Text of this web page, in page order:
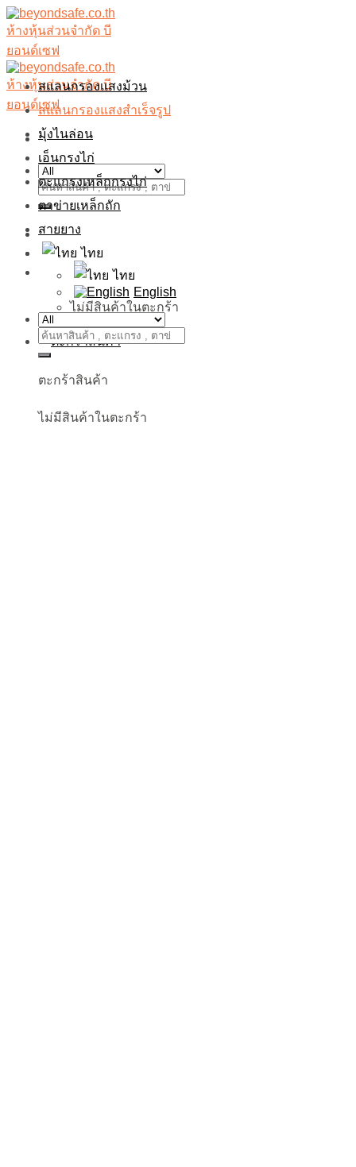
Skip
to
content
ค้นหา:
เข้าสู่ระบบ / ลงทะเบียน
0.00
ไม่มีสินค้าในตะกร้า
ตะกร้าสินค้า
ไม่มีสินค้าในตะกร้า
สแลนกรองเเสงม้วน
สแลนกรองแสงสำเร็จรูป
มุ้งไนล่อน
เอ็นกรงไก่
ตะแกรงเหล็กกรงไก่
ตาข่ายเหล็กถัก
สายยาง
ไทย
ไทย
English
ค้นหา: